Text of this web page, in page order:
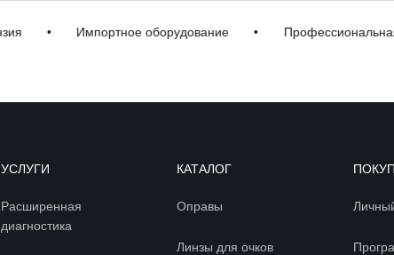
• Импортное оборудование • Профессиональная
УСЛУГИ
Расширенная
диагностика
КАТАЛОГ
Оправы
Линзы для очков